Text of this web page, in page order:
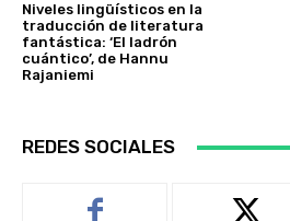
Niveles lingüísticos en la
traducción de literatura
fantástica: ‘El ladrón
cuántico’, de Hannu
Rajaniemi
REDES SOCIALES